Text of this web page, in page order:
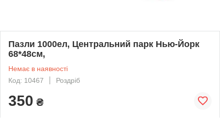
Пазли 1000ел, Центральний парк Нью-Йорк
68*48см,
Немає в наявності
Код: 10467
Роздріб
350 ₴